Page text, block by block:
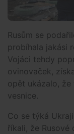
Rusům se
probíhala jakási
Vojáci tehdy
ovinovaček,
opět ukázalo,
vesnice.
Co se týká
říkali, že Rusové